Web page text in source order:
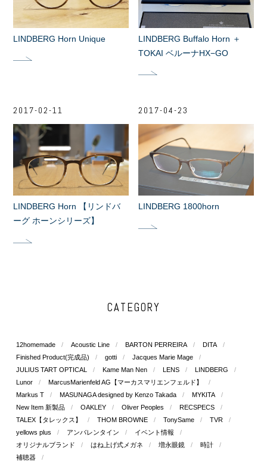
LINDBERG Horn Unique
LINDBERG Buffalo Horn ＋
TOKAI ベルーナHX−GO
2017-02-11
LINDBERG Horn 【リンドバ
ーグ ホーンシリーズ】
2017-04-23
LINDBERG 1800horn
CATEGORY
12homemade Acoustic Line BARTON PERREIRA
DITA
Finished Product(完成品)
gotti
Jacques Marie Mage
JULIUS TART OPTICAL
Kame Man Nen LENS
LINDBERG
Lunor
MarcusMarienfeld AG【マーカスマリエンフェルド】
Markus T
MASUNAGA designed by Kenzo Takada
MYKITA
New Item 新製品
OAKLEY Oliver Peoples
RECSPECS
TALEX【タレックス】
THOM BROWNE TonySame
TVR
yellows plus
アンバレンタイン
イベント情報
オリジナルブランド
はね上げ式メガネ 増永眼鏡
時計
補聴器